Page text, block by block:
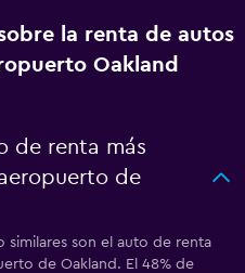
la renta de autos
Oakland
de renta más
de
similares son el auto de renta
de Oakland. El 48% de